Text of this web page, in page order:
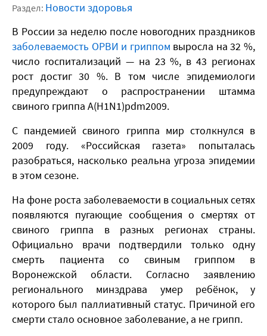
Раздел: Новости здоровья
В России за неделю после новогодних праздников
заболеваемость ОРВИ и гриппом выросла на 32 %,
число госпитализаций — на 23 %, в 43 регионах
рост достиг 30 %. В том числе эпидемиологи
предупреждают о распространении штамма
свиного гриппа A(H1N1)pdm2009.
С пандемией свиного гриппа мир столкнулся в
2009 году. «Российская газета» попыталась
разобраться, насколько реальна угроза эпидемии
в этом сезоне.
На фоне роста заболеваемости в социальных сетях
появляются пугающие сообщения о смертях от
свиного гриппа в разных регионах страны.
Официально врачи подтвердили только одну
смерть пациента со свиным гриппом в
Воронежской области. Согласно заявлению
регионального минздрава умер ребёнок, у
которого был паллиативный статус. Причиной его
смерти стало основное заболевание, а не грипп.